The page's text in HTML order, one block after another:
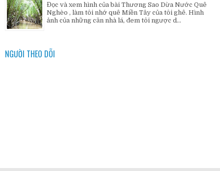
Đọc và xem hình của bài Thương Sao Dừa Nước Quê
Nghèo , làm tôi nhớ quê Miền Tây của tôi ghê. Hình
ảnh của những căn nhà lá, đem tôi ngược d...
NGƯỜI THEO DÕI